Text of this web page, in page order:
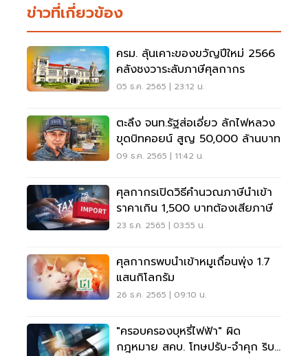
ข่าวที่เกี่ยวข้อง
ครม. ลุ้นเคาะของขวัญปีใหม่ 2566
คลังชงวาระลับภาษีศุลกากร
05 ธ.ค. 2565 | 23:12 น.
ตะลึง จนท.รัฐส่อเอี่ยว ลักไฟหลวง
ขุดบิทคอยน์ สูญ 50,000 ล้านบาท
09 ธ.ค. 2565 | 11:42 น.
ศุลกากรเปิดวิธีคำนวณภาษีนำเข้า
ราคาเกิน 1,500 บาทต้องเสียภาษี
23 ธ.ค. 2565 | 03:55 น.
ศุลกากรพบนำเข้าหมูเถื่อนพุ่ง 1.7
แสนกิโลกรัม
26 ธ.ค. 2565 | 09:10 น.
"ครอบครองบุหรี่ไฟฟ้า" ผิด
กฎหมาย สคบ. โทษปรับ-จำคุก ริบ